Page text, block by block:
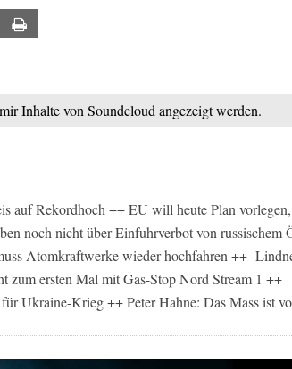
Email
Inhalte von Soundcloud angezeigt werden.
auf Rekordhoch ++ EU will heute Plan
noch nicht über Einfuhrverbot von russischem
Atomkraftwerke wieder hochfahren ++
zum ersten Mal mit Gas-Stop Nord Stream 1 ++
Ukraine-Krieg ++ Peter Hahne: Das Mass ist